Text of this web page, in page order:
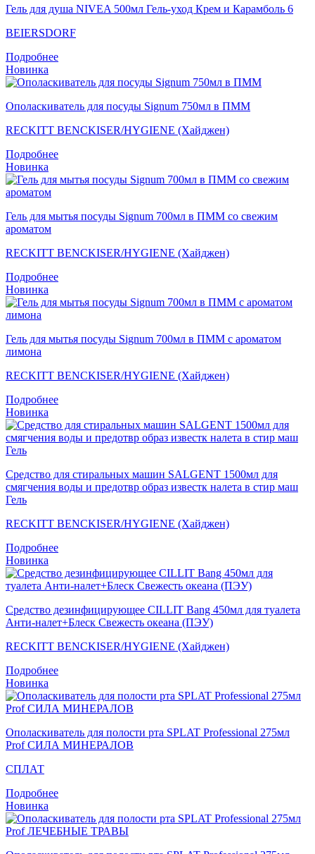
Гель для душа NIVEA 500мл Гель-уход Крем и Карамболь 6
BEIERSDORF
Подробнее
Новинка
Ополаскиватель для посуды Signum 750мл в ПММ
RECKITT BENCKISER/HYGIENE (Хайджен)
Подробнее
Новинка
Гель для мытья посуды Signum 700мл в ПММ со свежим
ароматом
RECKITT BENCKISER/HYGIENE (Хайджен)
Подробнее
Новинка
Гель для мытья посуды Signum 700мл в ПММ с ароматом
лимона
RECKITT BENCKISER/HYGIENE (Хайджен)
Подробнее
Новинка
Средство для стиральных машин SALGENT 1500мл для
смягчения воды и предотвр образ известк налета в стир маш
Гель
RECKITT BENCKISER/HYGIENE (Хайджен)
Подробнее
Новинка
Средство дезинфицирующее CILLIT Bang 450мл для туалета
Анти-налет+Блеск Свежесть океана (ПЭУ)
RECKITT BENCKISER/HYGIENE (Хайджен)
Подробнее
Новинка
Ополаскиватель для полости рта SPLAT Professional 275мл
Prof СИЛА МИНЕРАЛОВ
СПЛАТ
Подробнее
Новинка